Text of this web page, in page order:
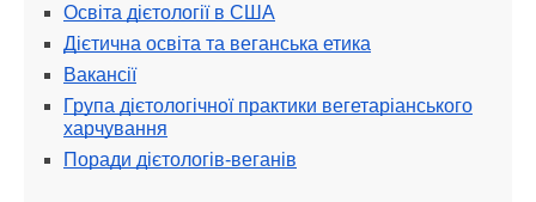
Освіта дієтології в США
Дієтична освіта та веганська етика
Вакансії
Група дієтологічної практики вегетаріанського
харчування
Поради дієтологів-веганів